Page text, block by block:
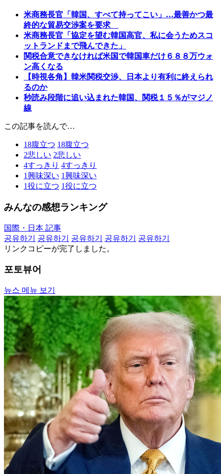
米商務長官「韓国、すべて持ってこい」…最善かつ最
終的な貿易交渉案を要求
米商務長官「協定を望む韓国高官、私に会うためスコ
ットランドまで飛んできた」
関税合意できなければ米国で韓国車だけ６８８万ウォ
ン高くなる
【時視各角】韓米関税交渉、日本より有利に終えられ
るのか
秒読み段階に追い込まれた韓国、関税１５％がマジノ
線
この記事を読んで…
18腹立つ 18腹立つ
2悲しい 2悲しい
4すっきり 4すっきり
1興味深い 1興味深い
1役に立つ 1役に立つ
みんなの感想ランキング
国際・日本 記事
공유하기
공유하기 공유하기 공유하기
공유하기
リンクコピーが完了しました。
포토뷰어
뉴스 메뉴 보기